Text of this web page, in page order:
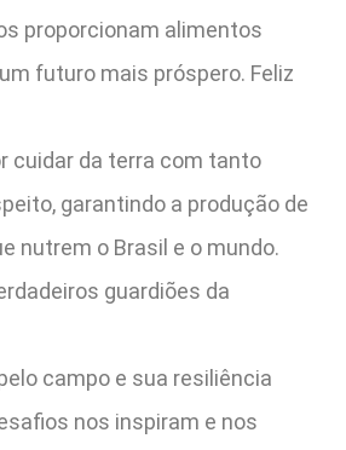
proporcionam alimentos
futuro mais próspero. Feliz
cuidar da terra com tanto
garantindo a produção de
nutrem o Brasil e o mundo.
guardiões da
campo e sua resiliência
nos inspiram e nos